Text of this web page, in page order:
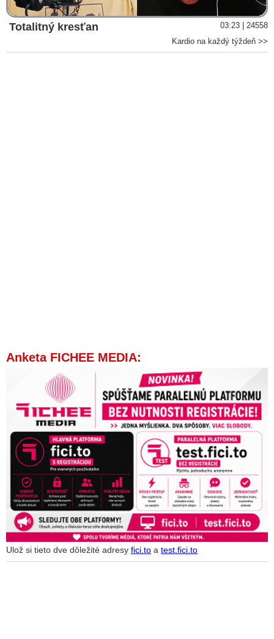
Totalitný kresťan
03:23 | 24558
Kardio na každý týždeň >>
Anketa FICHEE MEDIA:
Ulož si tieto dve dôležité adresy fici.to a test.fici.to